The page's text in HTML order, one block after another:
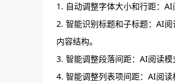
1. 自动调整字体大小和行距：
2. 智能识别标题和子标题：AI
内容结构。
3. 智能调整段落间距：AI阅读模
4. 智能调整列表项间距：AI阅